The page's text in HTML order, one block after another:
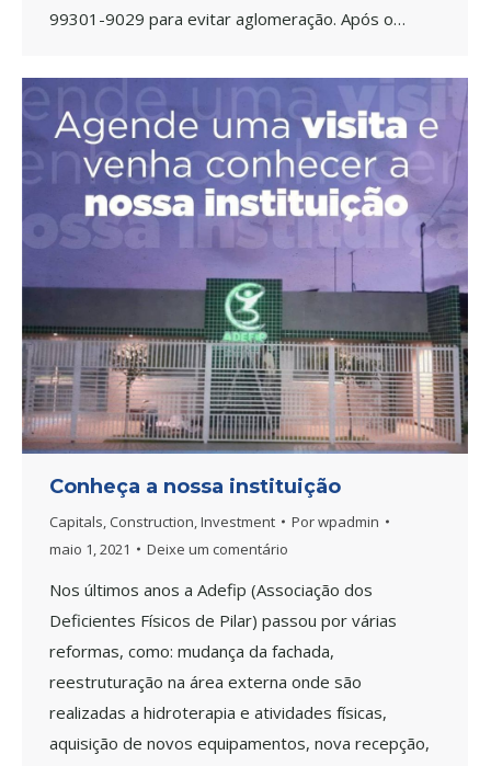
99301-9029 para evitar aglomeração. Após o…
Conheça a nossa instituição
Capitals, Construction,Investment Porwpadmin
maio 1, 2021
Deixe um comentário
Nos últimos anos a Adefip (Associação dos
Deficientes Físicos de Pilar) passou por várias
reformas, como: mudança da fachada,
reestruturação na área externa onde são
realizadas a hidroterapia e atividades físicas,
aquisição de novos equipamentos, nova recepção,